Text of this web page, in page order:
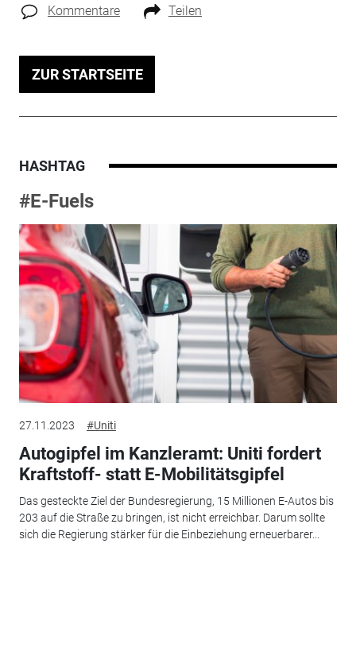
Kommentare Teilen
ZUR STARTSEITE
HASHTAG
#E-Fuels
27.11.2023 #Uniti
Autogipfel im Kanzleramt: Uniti fordert
Kraftstoff- statt E-Mobilitätsgipfel
Das gesteckte Ziel der Bundesregierung, 15 Millionen E-Autos bis
203 auf die Straße zu bringen, ist nicht erreichbar. Darum sollte
sich die Regierung stärker für die Einbeziehung erneuerbarer...